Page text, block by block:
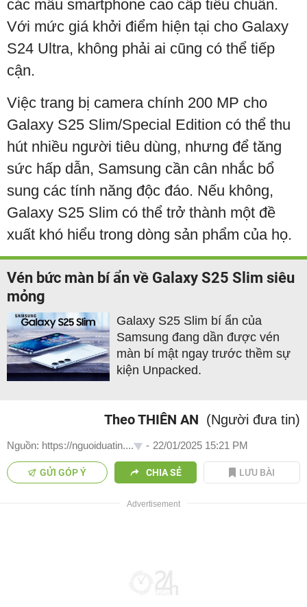
các mẫu smartphone cao cấp tiêu chuẩn.
Với mức giá khởi điểm hiện tại cho Galaxy
S24 Ultra, không phải ai cũng có thể tiếp
cận.
Việc trang bị camera chính 200 MP cho
Galaxy S25 Slim/Special Edition có thể thu
hút nhiều người tiêu dùng, nhưng để tăng
sức hấp dẫn, Samsung cần cân nhắc bổ
sung các tính năng độc đáo. Nếu không,
Galaxy S25 Slim có thể trở thành một đề
xuất khó hiểu trong dòng sản phẩm của họ.
Vén bức màn bí ẩn về Galaxy S25 Slim siêu
mỏng
Galaxy S25 Slim bí ẩn của
Samsung đang dần được vén
màn bí mật ngay trước thềm sự
kiện Unpacked.
Theo THIÊN AN (Người đưa tin)
Nguồn: https://nguoiduatin.... - 22/01/2025 15:21 PM
GỬI GÓP Ý CHIA SẺ LƯU BÀI